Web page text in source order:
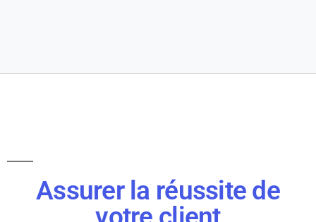
Assurer la réussite de